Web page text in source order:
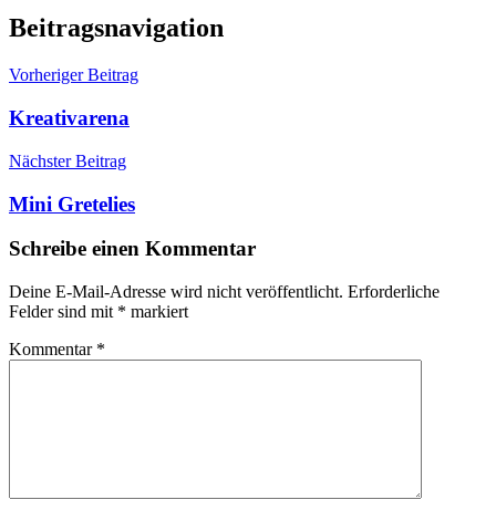
Beitragsnavigation
Vorheriger Beitrag
Kreativarena
Nächster Beitrag
Mini Gretelies
Schreibe einen Kommentar
Deine E-Mail-Adresse wird nicht veröffentlicht. Erforderliche
Felder sind mit * markiert
Kommentar *